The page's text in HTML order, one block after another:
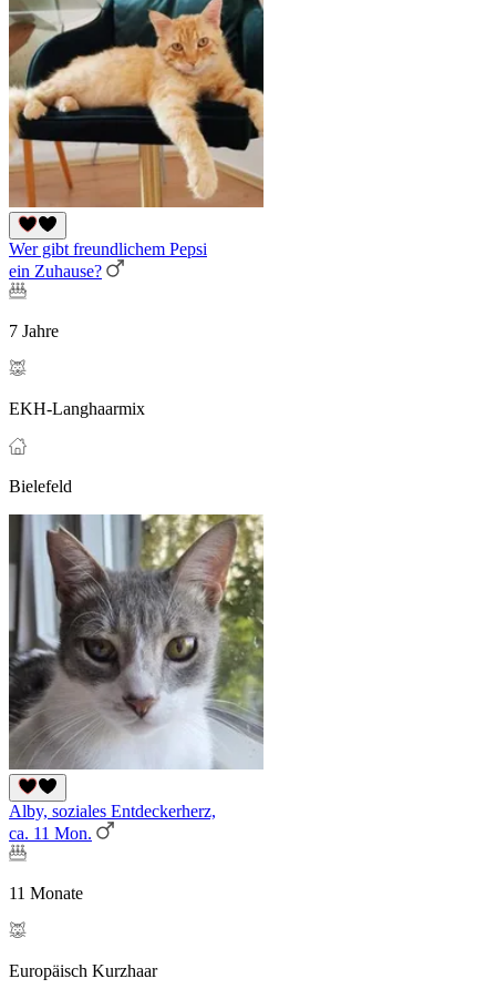
Wer gibt freundlichem Pepsi
ein Zuhause?
7 Jahre
EKH-Langhaarmix
Bielefeld
Alby, soziales Entdeckerherz,
ca. 11 Mon.
11 Monate
Europäisch Kurzhaar